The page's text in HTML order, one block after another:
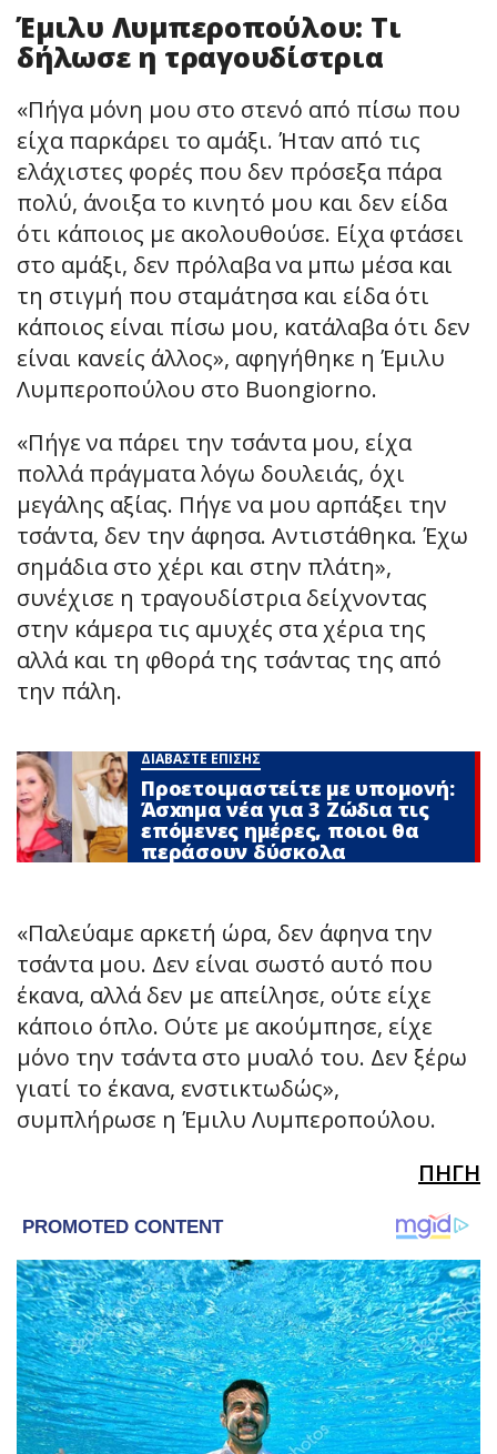
Έμιλυ Λυμπεροπούλου: Τι
δήλωσε η τραγουδίστρια
«Πήγα μόνη μου στο στενό από πίσω που
είχα παρκάρει το αμάξι. Ήταν από τις
ελάχιστες φορές που δεν πρόσεξα πάρα
πολύ, άνοιξα το κινητό μου και δεν είδα
ότι κάποιος με ακολουθούσε. Είχα φτάσει
στο αμάξι, δεν πρόλαβα να μπω μέσα και
τη στιγμή που σταμάτησα και είδα ότι
κάποιος είναι πίσω μου, κατάλαβα ότι δεν
είναι κανείς άλλος», αφηγήθηκε η Έμιλυ
Λυμπεροπούλου στο Buongiorno.
«Πήγε να πάρει την τσάντα μου, είχα
πολλά πράγματα λόγω δουλειάς, όχι
μεγάλης αξίας. Πήγε να μου αρπάξει την
τσάντα, δεν την άφησα. Αντιστάθηκα. Έχω
σημάδια στο χέρι και στην πλάτη»,
συνέχισε η τραγουδίστρια δείχνοντας
στην κάμερα τις αμυχές στα χέρια της
αλλά και τη φθορά της τσάντας της από
την πάλη.
ΔΙΑΒΑΣΤΕ ΕΠΙΣΗΣ
Προετοιμαστείτε με υπομονή:
Άσxnμα νέα για 3 Zώδια τις
επόμενες ημέρες, ποιοι θα
περάσουν δύσκολα
«Παλεύαμε αρκετή ώρα, δεν άφηνα την
τσάντα μου. Δεν είναι σωστό αυτό που
έκανα, αλλά δεν με απείλησε, ούτε είχε
κάποιο όπλο. Ούτε με ακούμπησε, είχε
μόνο την τσάντα στο μυαλό του. Δεν ξέρω
γιατί το έκανα, ενστικτωδώς»,
συμπλήρωσε η Έμιλυ Λυμπεροπούλου.
ΠΗΓΗ